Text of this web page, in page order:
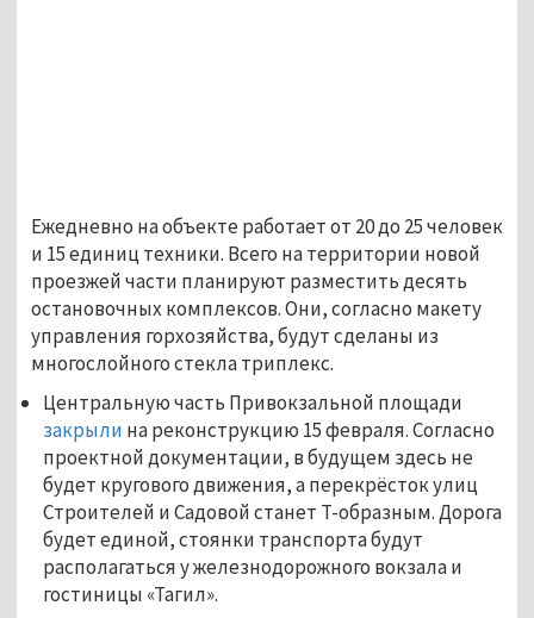
Ежедневно на объекте работает от 20 до 25 человек
и 15 единиц техники. Всего на территории новой
проезжей части планируют разместить десять
остановочных комплексов. Они, согласно макету
управления горхозяйства, будут сделаны из
многослойного стекла триплекс.
Центральную часть Привокзальной площади
закрыли на реконструкцию 15 февраля. Согласно
проектной документации, в будущем здесь не
будет кругового движения, а перекрёсток улиц
Строителей и Садовой станет Т-образным. Дорога
будет единой, стоянки транспорта будут
располагаться у железнодорожного вокзала и
гостиницы «Тагил».